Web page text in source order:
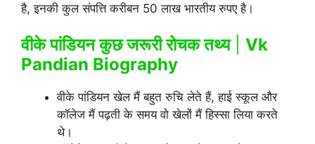
है, इनकी कुल संपत्ति करीबन 50 लाख भारतीय रुपए है।
वीके पांडियन कुछ जरूरी रोचक तथ्य| Vk
Pandian Biography
वीके पांडियन खेल मैं बहुत रुचि लेते हैं, हाई स्कूल और
कॉलेज मैं पढ़ती के समय वो खेलों मैं हिस्सा लिया करते
थे।